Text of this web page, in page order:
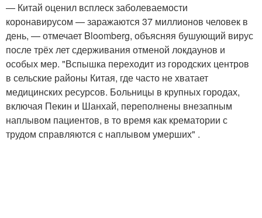
— Китай оценил всплеск заболеваемости
коронавирусом — заражаются 37 миллионов человек в
день, — отмечает Bloomberg, объясняя бушующий вирус
после трёх лет сдерживания отменой локдаунов и
особых мер. "Вспышка переходит из городских центров
в сельские районы Китая, где часто не хватает
медицинских ресурсов. Больницы в крупных городах,
включая Пекин и Шанхай, переполнены внезапным
наплывом пациентов, в то время как крематории с
трудом справляются с наплывом умерших" .